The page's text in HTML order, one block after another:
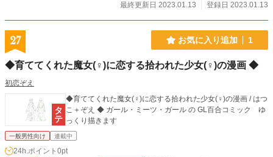
最終更新日 2023.01.13
登録日 2023.01.13
27 お気に入り追加 1
◆育ててくれた魔女(♀)に恋する拾われた少女(♀)の漫画 ◆
初恋ぞえ
◆育ててくれた魔女(♀)に恋する拾われた少女(♀)の漫画 / はつ
こ＋ぞえ ◆ ガール・ミーツ・ガール の GL百合コミック ゆ
っくり描きます
一般男性向け 連載中
24h.ポイント 0pt